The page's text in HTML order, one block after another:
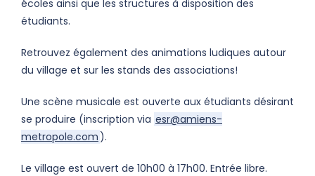
écoles ainsi que les structures à disposition des
étudiants.
Retrouvez également des animations ludiques autour
du village et sur les stands des associations!
Une scène musicale est ouverte aux étudiants désirant
se produire (inscription via esr@amiens-
metropole.com ).
Le village est ouvert de 10h00 à 17h00. Entrée libre.